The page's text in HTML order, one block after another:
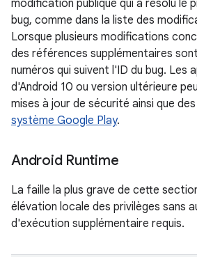
modification publique qui a résolu le
bug, comme dans la liste des
Lorsque plusieurs modifications
des références supplémentaires
numéros qui suivent l'ID du bug. Les
d'Android 10 ou version ultérieure
mises à jour de sécurité ainsi que des
système Google Play.
Android Runtime
La faille la plus grave de cette
élévation locale des privilèges sans
d'exécution supplémentaire requis.